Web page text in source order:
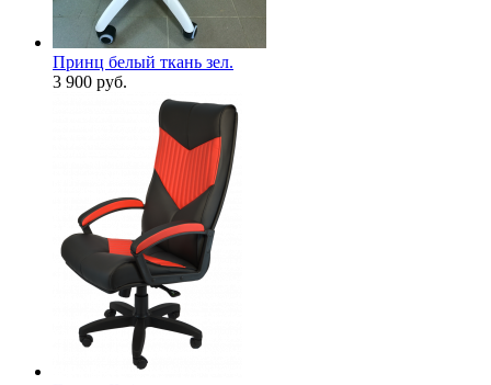
Принц белый ткань зел.
3 900 руб.